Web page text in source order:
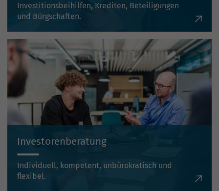
Investitionsbeihilfen, Krediten, Beteiligungen
und Bürgschaften.
Investorenberatung
Individuell, kompetent, unbürokratisch und
flexibel.